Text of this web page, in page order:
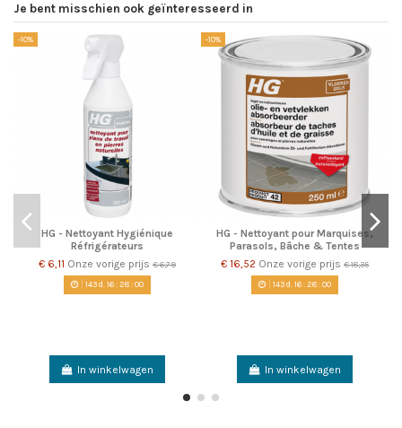
Je bent misschien ook geïnteresseerd in
-10%
HG - Nettoyant Hygiénique
Réfrigérateurs
€ 6,11 Onze vorige prijs € 6,79
143d. 16:28:00
In winkelwagen
-10%
HG - Nettoyant pour Marquises,
Parasols, Bâche & Tentes
€ 16,52 Onze vorige prijs € 18,35
143d. 16:28:00
In winkelwagen